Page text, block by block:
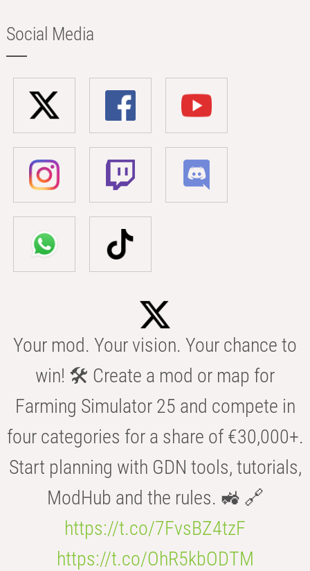
Social Media
Your mod. Your vision. Your chance to
win! 🛠️ Create a mod or map for
Farming Simulator 25 and compete in
four categories for a share of €30,000+.
Start planning with GDN tools, tutorials,
ModHub and the rules. 🚜 🔗
https://t.co/7FvsBZ4tzF
https://t.co/OhR5kbODTM